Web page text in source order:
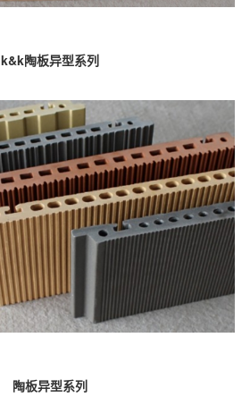
k&k陶板异型系列
陶板异型系列